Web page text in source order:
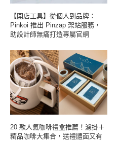
【開店工具】從個人到品牌：
Pinkoi 推出 Pinzap 架站服務，
助設計師無痛打造專屬官網
20 款人氣咖啡禮盒推薦！濾掛＋
精品咖啡大集合，送禮體面又有